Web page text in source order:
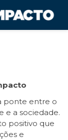
ponte entre o
e a sociedade.
positivo que
e